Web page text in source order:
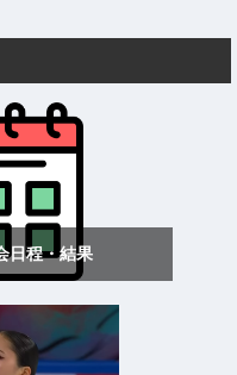
日程・結果